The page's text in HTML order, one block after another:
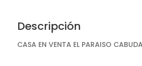
Descripción
CASA EN VENTA EL PARAISO